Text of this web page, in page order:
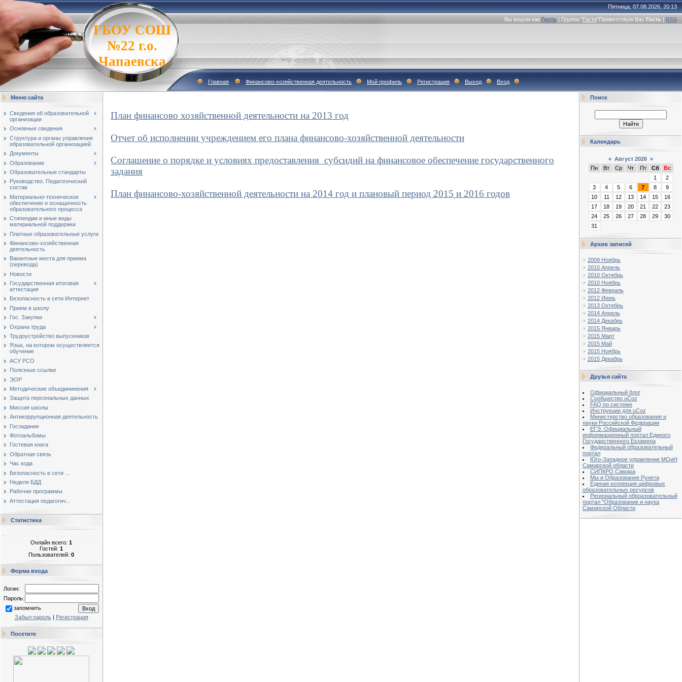
ГБОУ СОШ
№22 г.о.
Чапаевска
Пятница, 07.08.2026, 20:13
Вы вошли как Гость | Группа "Гости"Приветствую Вас Гость | RSS
Главная Финансово-хозяйственная деятельность Мой профиль Регистрация Выход Вход
Меню сайта
Сведения об образовательной
организации
Основные сведения
Структура и органы управления
образовательной организацией
Документы
Образование
Образовательные стандарты
Руководство. Педагогический
состав
Материально-техническое
обеспечение и оснащенность
образовательного процесса
Стипендии и иные виды
материальной поддержки
Платные образовательные услуги
Финансово-хозяйственная
деятельность
Вакантные места для приема
(перевода)
Новости
Государственная итоговая
аттестация
Безопасность в сети Интернет
Прием в школу
Гос. Закупки
Охрана труда
Трудоустройство выпускников
Язык, на котором осуществляется
обучение
АСУ РСО
Полезные ссылки
ЭОР
Методические объедининения
Защита персональных данных
Миссия школы
Антикоррупционная деятельность
Госзадание
Фотоальбомы
Гостевая книга
Обратная связь
Час кода
Безопасность в сети ...
Неделя БДД
Рабочие программы
Аттестация педагогич...
Статистика
Онлайн всего: 1
Гостей: 1
Пользователей: 0
Форма входа
Логин:
Пароль:
запомнить
Забыл пароль| Регистрация
Посетите
План финансово хозяйственной деятельности на 2013 год
Отчет об исполнении учреждением его плана финансово-хозяйственной деятельности
Соглашение о порядке и условиях предоставления субсидий на финансовое обеспечение государственного
задания
План финансово-хозяйственной деятельности на 2014 год и плановый период 2015 и 2016 годов
Поиск
Календарь
« Август 2026 »
Пн
Вт Ср Чт Пт Сб
Вс
1
2
3
4 5 6 7 8
9
10
11 12 13 14 15
16
17
18 19 20 21 22
23
24
25 26 27 28 29
30
31
Архив записей
2009 Ноябрь
2010 Апрель
2010 Октябрь
2010 Ноябрь
2012 Февраль
2012 Июнь
2013 Октябрь
2014 Апрель
2014 Декабрь
2015 Январь
2015 Март
2015 Май
2015 Ноябрь
2015 Декабрь
Друзья сайта
Официальный блог
Сообщество uCoz
FAQ по системе
Инструкции для uCoz
Министерство образования и
науки Российской Федерации
ЕГЭ. Официальный
информационный портал Единого
Государственного Екзамена
Федеральный образовательный
портал
Юго-Западное управление МОиН
Самарской области
СИПКРО Самара
Мы и Образование Рунета
Единая коллекция цифровых
образовательных ресурсов
Региональный оброазовательный
портал "Образование и наука
Самарской Области